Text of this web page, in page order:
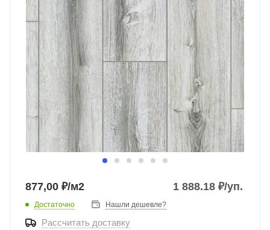
877,00 ₽/м2 1 888.18 ₽/уп.
Достаточно Нашли дешевле?
Рассчитать доставку